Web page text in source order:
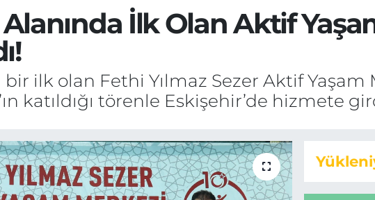
İlk Olan Aktif
ilk olan Fethi Yılmaz Sezer Aktif Yaşam
katıldığı törenle Eskişehir’de hizmete